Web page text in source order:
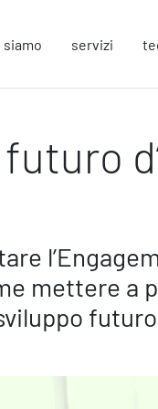
siamo servizi
mettere a
futuro